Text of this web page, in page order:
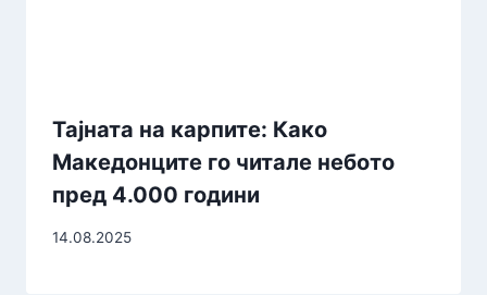
Тајната на карпите: Како
Македонците го читале небото
пред 4.000 години
14.08.2025